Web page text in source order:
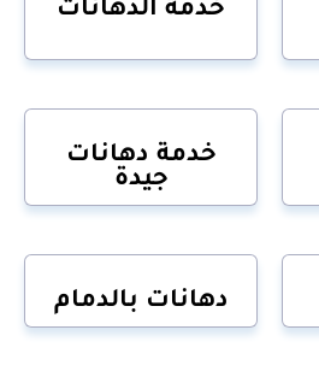
خدمة دهانات
جيدة
دهانات بالدمام